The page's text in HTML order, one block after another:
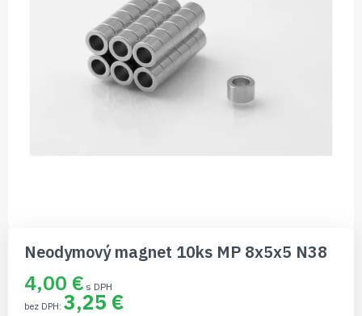
začiatok
galérie
obrázkov
Neodymový magnet 10ks MP 8x5x5 N38
4,00 €
3,25 €